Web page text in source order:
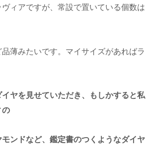
ィアですが、常設で置いている個数は
薄みたいです。マイサイズがあればラ
ヤを見せていただき、もしかすると私
の
ンドなど、鑑定書のつくようなダイヤ